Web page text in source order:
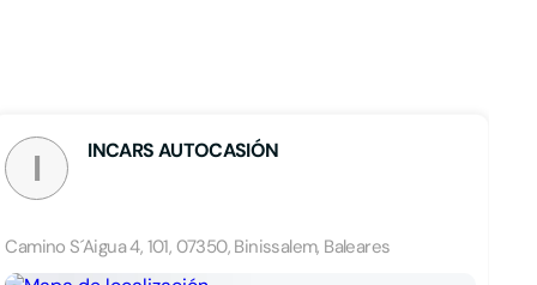
I INCARS AUTOCASIÓN
Camino S´Aigua 4, 101, 07350, Binissalem, Baleares